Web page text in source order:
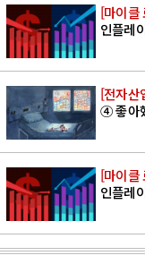
[마이클
인플레
[전자산
④ 좋아
[마이클
인플레